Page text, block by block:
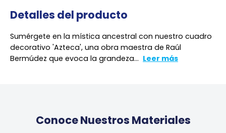
Detalles del producto
Sumérgete en la mística ancestral con nuestro cuadro
decorativo 'Azteca', una obra maestra de Raúl
Bermúdez que evoca la grandeza... Leer más
Conoce Nuestros Materiales